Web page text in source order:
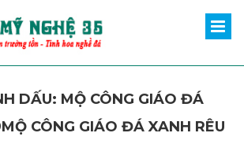
DẤU: MỘ CÔNG GIÁO ĐÁ
CÔNG GIÁO ĐÁ XANH RÊU